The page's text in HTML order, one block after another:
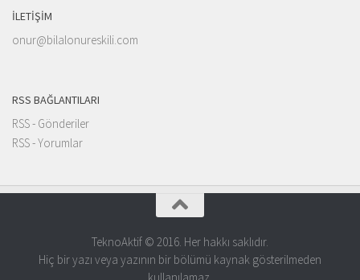
İLETIŞIM
onur@bilalonureskili.com
RSS BAĞLANTILARI
RSS - Gönderiler
RSS - Yorumlar
TeknoAktif © 2016. Her hakkı saklıdır.
Hiç bir yazı veya yazının bir bölümü kaynak gösterilmeden